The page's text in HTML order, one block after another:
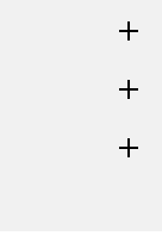
mange
av metallbasen
elementene i